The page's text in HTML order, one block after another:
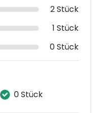
2 Stück
1 Stück
0 Stück
0 Stück